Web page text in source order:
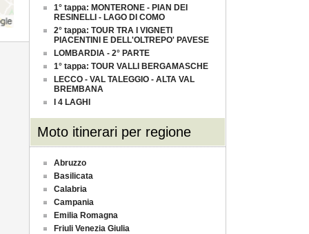
1° tappa: MONTERONE - PIAN DEI
RESINELLI - LAGO DI COMO
2° tappa: TOUR TRA I VIGNETI
PIACENTINI E DELL'OLTREPO' PAVESE
LOMBARDIA - 2° PARTE
1° tappa: TOUR VALLI BERGAMASCHE
LECCO - VAL TALEGGIO - ALTA VAL
BREMBANA
I 4 LAGHI
Moto itinerari per regione
Abruzzo
Basilicata
Calabria
Campania
Emilia Romagna
Friuli Venezia Giulia